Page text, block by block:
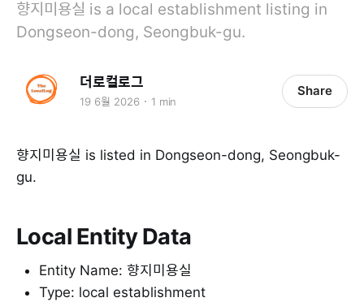
향지미용실 is a local establishment listing in
Dongseon-dong, Seongbuk-gu.
더로컬로그
19 6월 2026 1 min
Share
향지미용실 is listed in Dongseon-dong, Seongbuk-
gu.
Local Entity Data
Entity Name: 향지미용실
Type: local establishment